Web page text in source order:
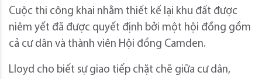
Cuộc thi công khai nhằm thiết kế lại khu đất được
niêm yết đã được quyết định bởi một hội đồng gồm
cả cư dân và thành viên Hội đồng Camden.
Lloyd cho biết sự giao tiếp chặt chẽ giữa cư dân,